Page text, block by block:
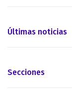
Últimas noticias
Secciones